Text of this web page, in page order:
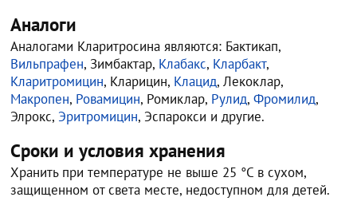
Аналоги
Аналогами Кларитросина являются: Бактикап,
Вильпрафен, Зимбактар, Клабакс, Кларбакт,
Кларитромицин, Кларицин, Клацид, Лекоклар,
Макропен, Ровамицин, Ромиклар, Рулид,Фромилид,
Элрокс, Эритромицин, Эспарокси и другие.
Сроки и условия хранения
Хранить при температуре не выше 25 °С в сухом,
защищенном от света месте, недоступном для детей.